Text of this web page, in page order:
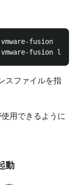
fusion
スファイルを指
用できるように
動